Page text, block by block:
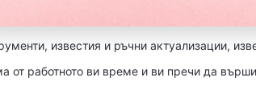
известия и ръчни актуализации,
от работното ви време и ви пречи да